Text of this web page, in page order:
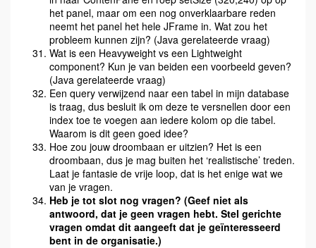
het panel, maar om een nog onverklaarbare reden
neemt het panel het hele JFrame in. Wat zou het
probleem kunnen zijn? (Java gerelateerde vraag)
Wat is een Heavyweight vs een Lightweight
component? Kun je van beiden een voorbeeld geven?
(Java gerelateerde vraag)
Een query verwijzend naar een tabel in mijn database
is traag, dus besluit ik om deze te versnellen door een
index toe te voegen aan iedere kolom op die tabel.
Waarom is dit geen goed idee?
Hoe zou jouw droombaan er uitzien? Het is een
droombaan, dus je mag buiten het ‘realistische’ treden.
Laat je fantasie de vrije loop, dat is het enige wat we
van je vragen.
Heb je tot slot nog vragen? (Geef niet als
antwoord, dat je geen vragen hebt. Stel gerichte
vragen omdat dit aangeeft dat je geïnteresseerd
bent in de organisatie.)